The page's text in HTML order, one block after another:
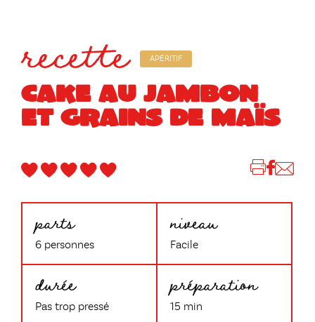
recette APÉRITIF
CAKE AU JAMBON
ET GRAINS DE MAÏS
parts
6 personnes
niveau
Facile
durée
Pas trop pressé
préparation
15 min